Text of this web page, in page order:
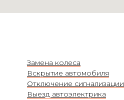
Замена колеса
Вскрытие автомобиля
Отключение сигнализации
Выезд автоэлектрика